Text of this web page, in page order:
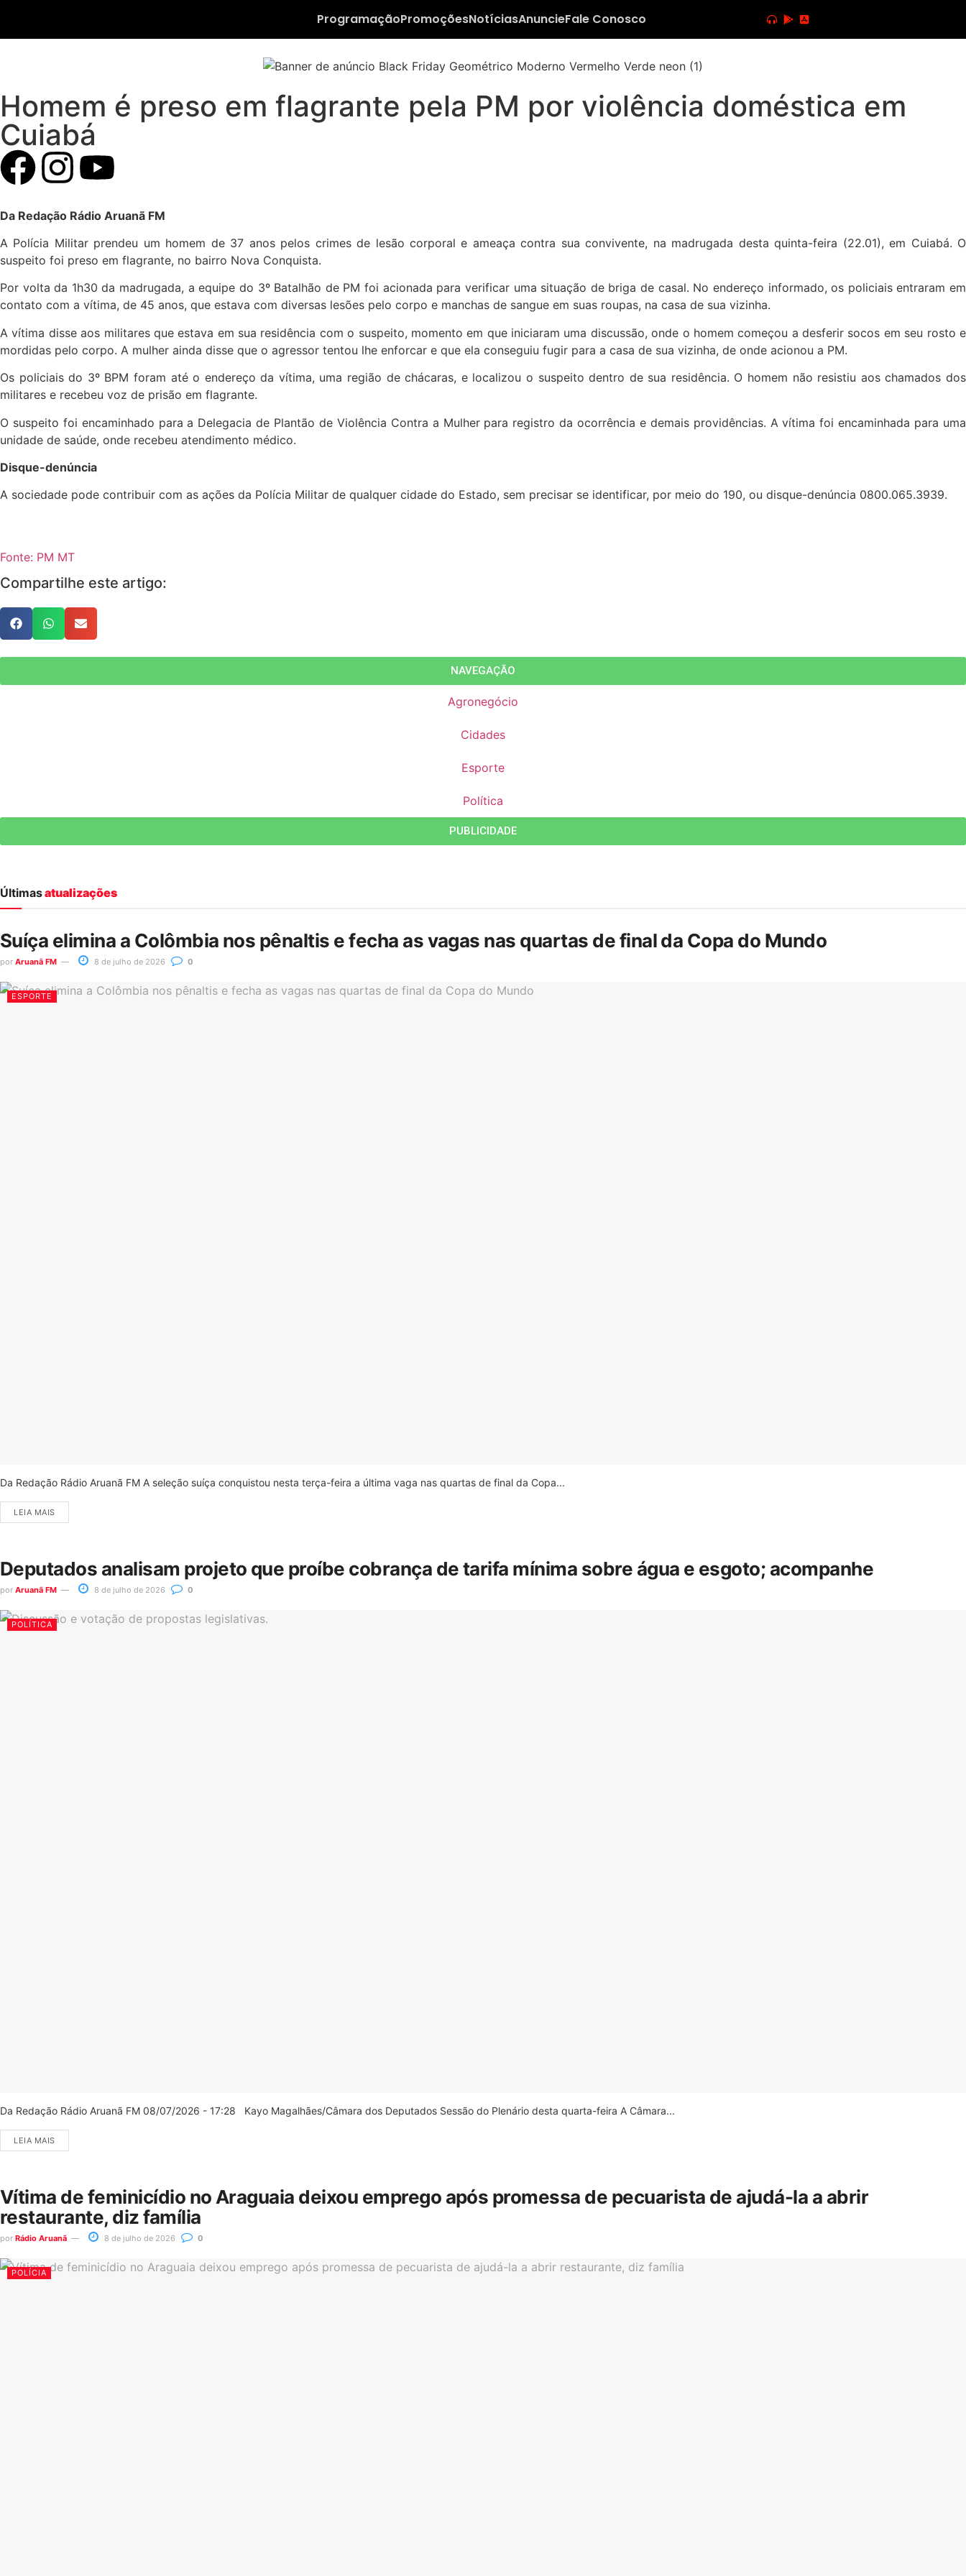
ProgramaçãoPromoçõesNotíciasAnuncieFale Conosco
Homem é preso em flagrante pela PM por violência doméstica em
Cuiabá
Da Redação Rádio Aruanã FM
A Polícia Militar prendeu um homem de 37 anos pelos crimes de lesão corporal e ameaça contra sua convivente, na madrugada desta quinta-feira (22.01), em Cuiabá. O
suspeito foi preso em flagrante, no bairro Nova Conquista.
Por volta da 1h30 da madrugada, a equipe do 3º Batalhão de PM foi acionada para verificar uma situação de briga de casal. No endereço informado, os policiais entraram em
contato com a vítima, de 45 anos, que estava com diversas lesões pelo corpo e manchas de sangue em suas roupas, na casa de sua vizinha.
A vítima disse aos militares que estava em sua residência com o suspeito, momento em que iniciaram uma discussão, onde o homem começou a desferir socos em seu rosto e
mordidas pelo corpo. A mulher ainda disse que o agressor tentou lhe enforcar e que ela conseguiu fugir para a casa de sua vizinha, de onde acionou a PM.
Os policiais do 3º BPM foram até o endereço da vítima, uma região de chácaras, e localizou o suspeito dentro de sua residência. O homem não resistiu aos chamados dos
militares e recebeu voz de prisão em flagrante.
O suspeito foi encaminhado para a Delegacia de Plantão de Violência Contra a Mulher para registro da ocorrência e demais providências. A vítima foi encaminhada para uma
unidade de saúde, onde recebeu atendimento médico.
Disque-denúncia
A sociedade pode contribuir com as ações da Polícia Militar de qualquer cidade do Estado, sem precisar se identificar, por meio do 190, ou disque-denúncia 0800.065.3939.
Fonte: PM MT
Compartilhe este artigo:
NAVEGAÇÃO
Agronegócio
Cidades
Esporte
Política
PUBLICIDADE
Últimasatualizações
Suíça elimina a Colômbia nos pênaltis e fecha as vagas nas quartas de final da Copa do Mundo
por Aruanã FM 8 de julho de 2026 0
ESPORTE
Da Redação Rádio Aruanã FM A seleção suíça conquistou nesta terça-feira a última vaga nas quartas de final da Copa...
LEIA MAIS
Deputados analisam projeto que proíbe cobrança de tarifa mínima sobre água e esgoto; acompanhe
por Aruanã FM 8 de julho de 2026 0
POLÍTICA
Da Redação Rádio Aruanã FM 08/07/2026 - 17:28 Kayo Magalhães/Câmara dos Deputados Sessão do Plenário desta quarta-feira A Câmara...
LEIA MAIS
Vítima de feminicídio no Araguaia deixou emprego após promessa de pecuarista de ajudá-la a abrir
restaurante, diz família
por Rádio Aruanã 8 de julho de 2026 0
POLÍCIA